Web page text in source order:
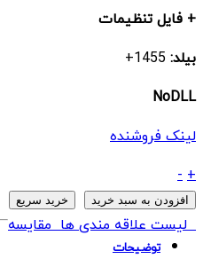
+ فایل تنظیمات
بیلد:
NoDLL
لینک فروشنده
ربات
PIP
COLLECTOR
+
-
افزودن به سبد خرید خرید سریع
لیست علاقه مندی هامقایسه
توضیحات